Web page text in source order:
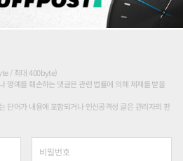
/ 최대 400byte)
명예를 훼손하는 댓글은 관련 법률에 의해 제재를 받을
단어가 내용에 포함되거나 인신공격성 글은 관리자의 판